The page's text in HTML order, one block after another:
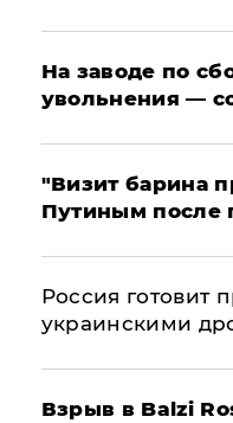
На заводе по
увольнения —
"Визит барина
Путиным после
​Россия готовит
украинскими
​Взрыв в Balzi